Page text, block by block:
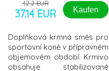
42.2 EUR
37.14 EUR Kaufen
Doplňková krmná směs pro
sportovní koně v přípravném
objemovém období. Krmivo
obsahuje stabilizované